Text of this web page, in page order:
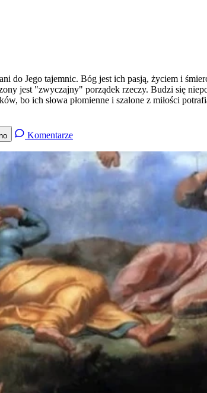
do Jego tajemnic. Bóg jest ich pasją, życiem i
jest "zwyczajny" porządek rzeczy. Budzi się
bo ich słowa płomienne i szalone z miłości
Komentarze